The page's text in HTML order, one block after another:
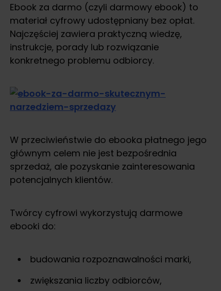
Ebook za darmo (czyli darmowy ebook) to
materiał cyfrowy udostępniany bez opłat.
Najczęściej zawiera praktyczną wiedzę,
instrukcje, porady lub rozwiązanie
konkretnego problemu odbiorcy.
W przeciwieństwie do ebooka płatnego jego
głównym celem nie jest bezpośrednia
sprzedaż, ale pozyskanie zainteresowania
potencjalnych klientów.
Twórcy cyfrowi wykorzystują darmowe
ebooki do:
budowania rozpoznawalności marki,
zwiększania liczby odbiorców,